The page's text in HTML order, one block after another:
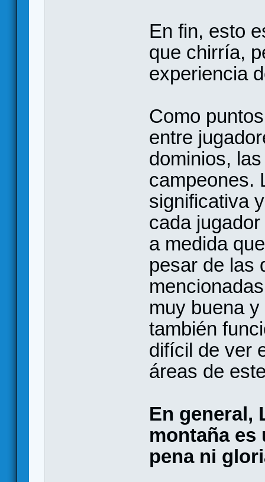
En fin, esto
que chirría,
experiencia
Como
entre
dominios,
campeones.
significativa
cada
a medida
pesar de las
muy buena
también
difícil de ver
áreas de
En general,
montaña es
pena ni